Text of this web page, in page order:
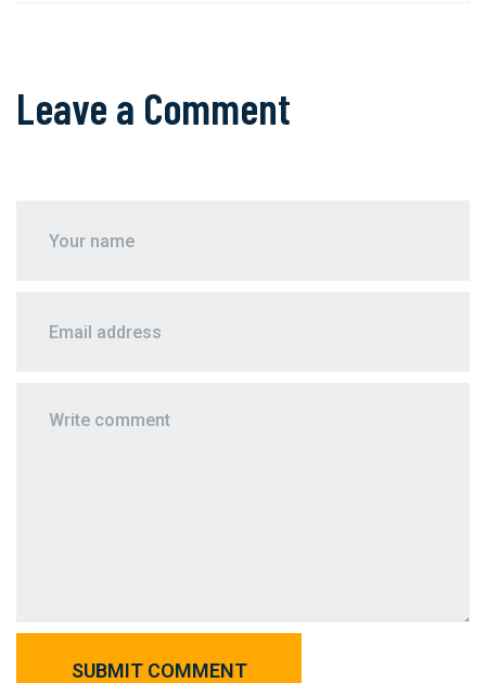
Leave a Comment
SUBMIT COMMENT